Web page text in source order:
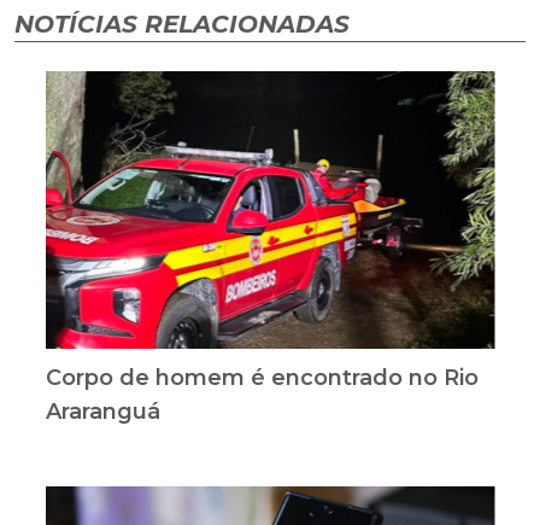
NOTÍCIAS RELACIONADAS
Corpo de homem é encontrado no Rio
Araranguá